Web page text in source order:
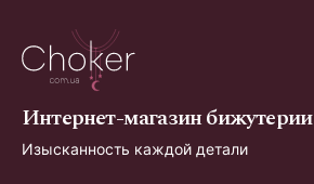
Интернет-магазин бижутерии
Изысканность каждой детали